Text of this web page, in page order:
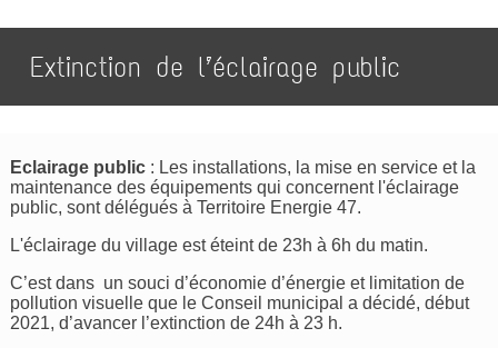
Extinction de l’éclairage public
Eclairage public : Les installations, la mise en service et la
maintenance des équipements qui concernent l'éclairage
public, sont délégués à Territoire Energie 47.
L'éclairage du village est éteint de 23h à 6h du matin.
C’est dans un souci d’économie d’énergie et limitation de
pollution visuelle que le Conseil municipal a décidé, début
2021, d’avancer l’extinction de 24h à 23 h.